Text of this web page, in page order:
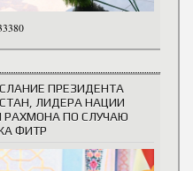
ПРЕЗИДЕНТА
ЛИДЕРА НАЦИИ
ПО СЛУЧАЮ
ФИТР